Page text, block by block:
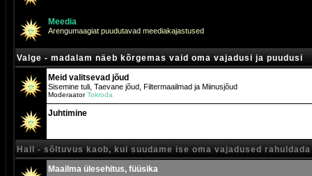
Meedia
Arengumaagiat puudutavad meediakajastused
Valge - madalam näeb kõrgemas vaid oma vajadusi ja puudusi
Meid valitsevad jõud
Sisemine tuli, Taevane jõud, Filtermaailmad ja Miinusjõud
ModeraatorTokroda
Juhtimine
Hall - sõltuvus kaob, kui suudame ise oma vajadused rahuldada
Maailma ülesehitus, füüsika